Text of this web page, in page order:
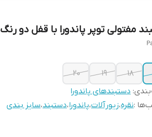
مفتولی توپر پاندورا با قفل دو رنگ
18
19
20
: دستبندهای پاندورا
:نقره،زیورآلات،پاندورا،دستبند،سایز بندی